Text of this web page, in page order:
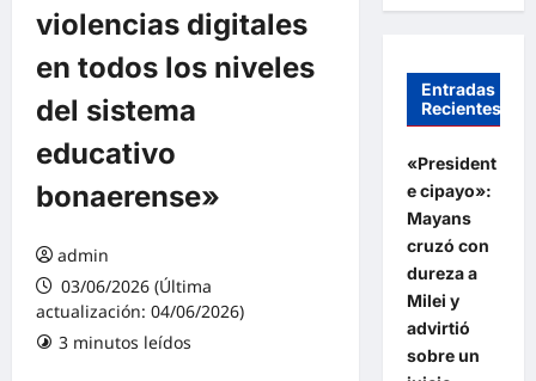
violencias digitales
en todos los niveles
del sistema
educativo
bonaerense»
admin
03/06/2026 (Última
actualización: 04/06/2026)
3 minutos leídos
Entradas
Recientes
«President
e cipayo»:
Mayans
cruzó con
dureza a
Milei y
advirtió
sobre un